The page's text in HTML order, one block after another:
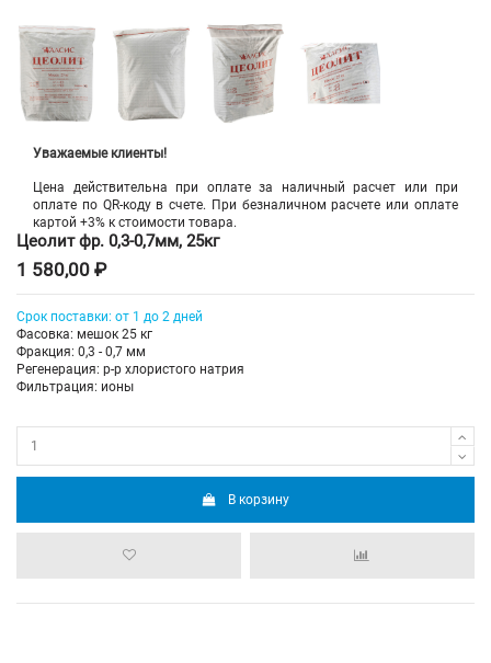
Уважаемые клиенты!
Цена действительна при оплате за наличный расчет или при
оплате по QR-коду в счете. При безналичном расчете или оплате
картой +3% к стоимости товара.
Цеолит фр. 0,3-0,7мм, 25кг
1 580,00 ₽
Срок поставки: от 1 до 2 дней
Фасовка: мешок 25 кг
Фракция: 0,3 - 0,7 мм
Регенерация: р-р хлористого натрия
Фильтрация: ионы
В корзину